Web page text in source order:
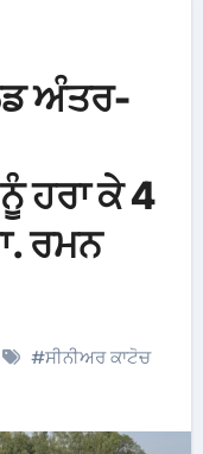
ਅੰਤਰ-
ਹਰਾ ਕੇ 4
ਰਮਨ
#ਸੀਨੀਅਰ ਕਾਟੋਚ